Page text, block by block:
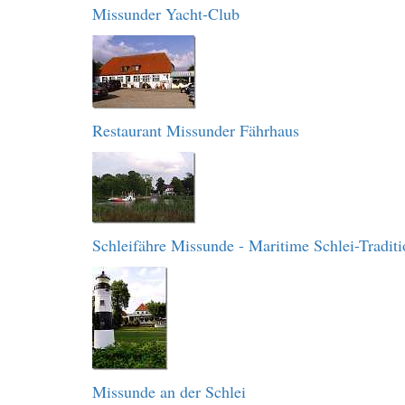
Missunder Yacht-Club
Restaurant Missunder Fährhaus
Schleifähre Missunde - Maritime Schlei-
Missunde an der Schlei